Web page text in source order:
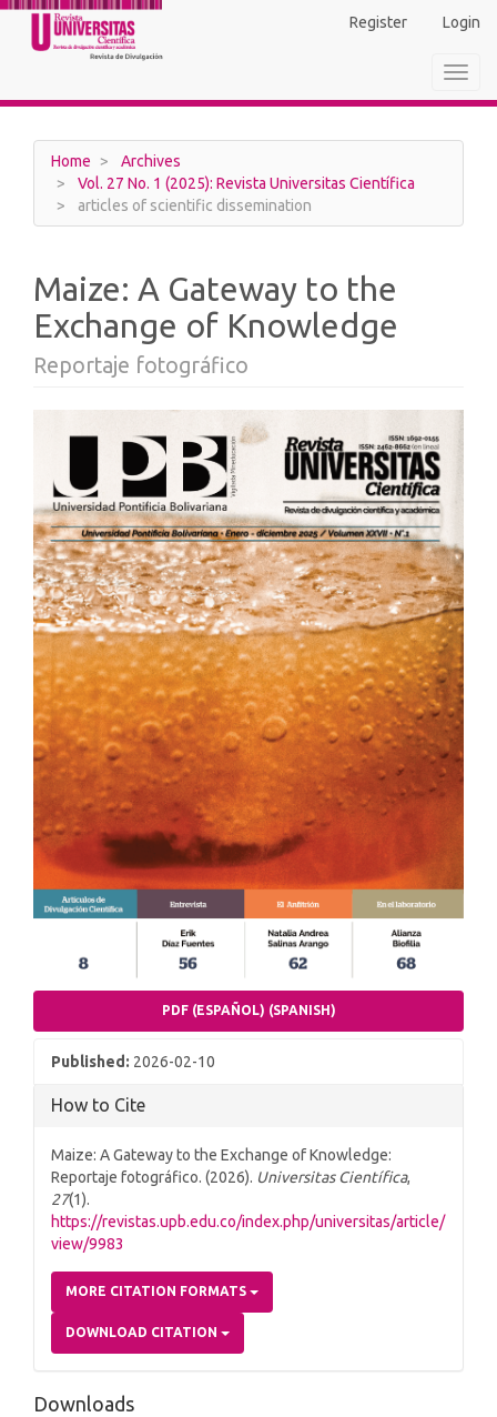
Main
Navigation
Main
Sidebar
Register Login
Home
Archives
Vol. 27 No. 1 (2025): Revista Universitas Científica
articles of scientific dissemination
Maize: A Gateway to the
Exchange of Knowledge
Reportaje fotográfico
Sidebar
PDF (ESPAÑOL) (SPANISH)
Published: 2026-02-10
How to Cite
Maize: A Gateway to the Exchange of Knowledge:
Reportaje fotográfico. (2026). Universitas Científica,
27(1).
https://revistas.upb.edu.co/index.php/universitas/article/
view/9983
MORE CITATION FORMATS
DOWNLOAD CITATION
Downloads